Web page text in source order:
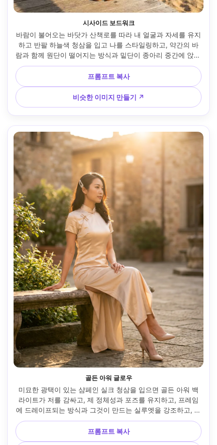
시사이드 보드워크
바람이 불어오는 바닷가 산책로를 따라 내 얼굴과 자세를 유지
하고 반팔 하늘색 청삼을 입고 나를 스타일링하고, 약간의 바
람과 함께 원단이 떨어지는 방식과 밑단이 종아리 중간에 앉는
방식을 보여주며, 샌들과 심플한 귀걸이와 함께 매치하고, 뒤
에는 황금빛 모래와 바다, 부드러운 충전재가 있는 부드러운
햇살, 35mm 렌즈, 전신 프레임, 사실적인 원단 움직임과 자연
스러운 그림자 --ar 4:5
프롬프트 복사
비슷한 이미지 만들기 ↗
골든 아워 글로우
미묘한 광택이 있는 샴페인 실크 청삼을 입으면 골든 아워 백
라이트가 저를 감싸고, 제 정체성과 포즈를 유지하고, 프레임
에 드레이프되는 방식과 그것이 만드는 실루엣을 강조하고, 진
주 헤어 클립과 누드 힐과 짝을 이루고, 야외 안뜰 설정, 따뜻한
림 라이트와 부드러운 필링, 85mm 렌즈, 중간-전신 촬영, 편
집적 사실성과 선명한 초점 --ar 4:5
프롬프트 복사